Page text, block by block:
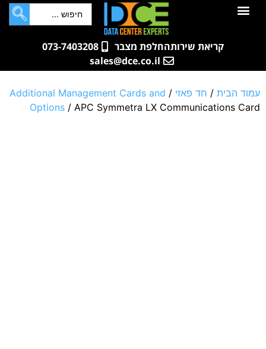
לתוכן
קריאת שירותהחלפת מצבר
073-7403208
sales@dce.co.il
עמוד הבית / חד פאזי /
Additional Management Cards and
Options / APC Symmetra LX Communications Card